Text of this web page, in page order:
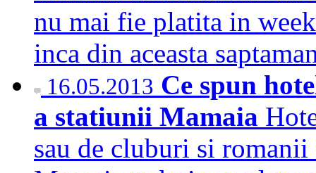
nu mai fie platita in
inca din aceasta
16.05.2013 Ce spun
a statiunii Mamaia
sau de cluburi si